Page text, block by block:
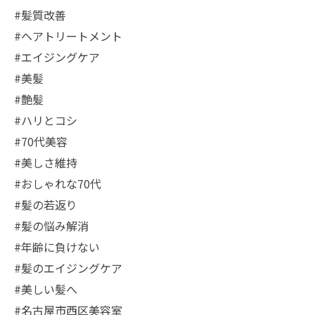
#髪質改善
#ヘアトリートメント
#エイジングケア
#美髪
#艶髪
#ハリとコシ
#70代美容
#美しさ維持
#おしゃれな70代
#髪の若返り
#髪の悩み解消
#年齢に負けない
#髪のエイジングケア
#美しい髪へ
#名古屋市西区美容室